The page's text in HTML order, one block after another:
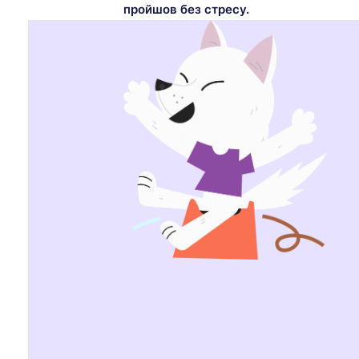
пройшов без стресу.
Ви займаєтеся привчанням своєї
багато запитань. Можливо, ви помітили,
Або це перетворилося на справжню
Не панікуйте. Ми розповімо, що важливо
виховачі, можете зробити, щоб